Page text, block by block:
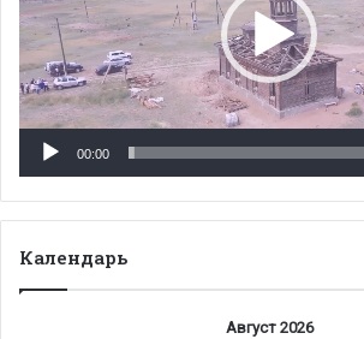
00:00
Календарь
Август 2026